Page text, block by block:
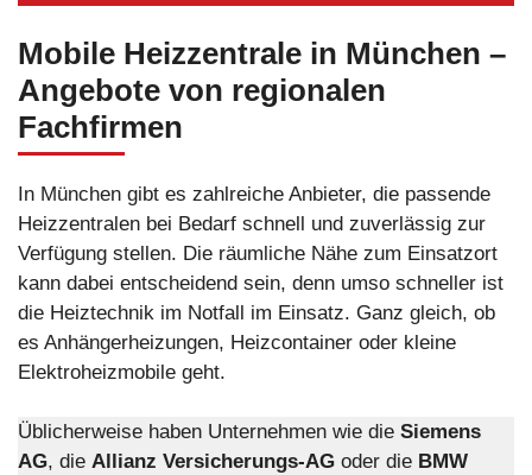
Mobile Heizzentrale in München –
Angebote von regionalen
Fachfirmen
In München gibt es zahlreiche Anbieter, die passende
Heizzentralen bei Bedarf schnell und zuverlässig zur
Verfügung stellen. Die räumliche Nähe zum Einsatzort
kann dabei entscheidend sein, denn umso schneller ist
die Heiztechnik im Notfall im Einsatz. Ganz gleich, ob
es Anhängerheizungen, Heizcontainer oder kleine
Elektroheizmobile geht.
Üblicherweise haben Unternehmen wie die Siemens
AG, die Allianz Versicherungs-AG oder die BMW